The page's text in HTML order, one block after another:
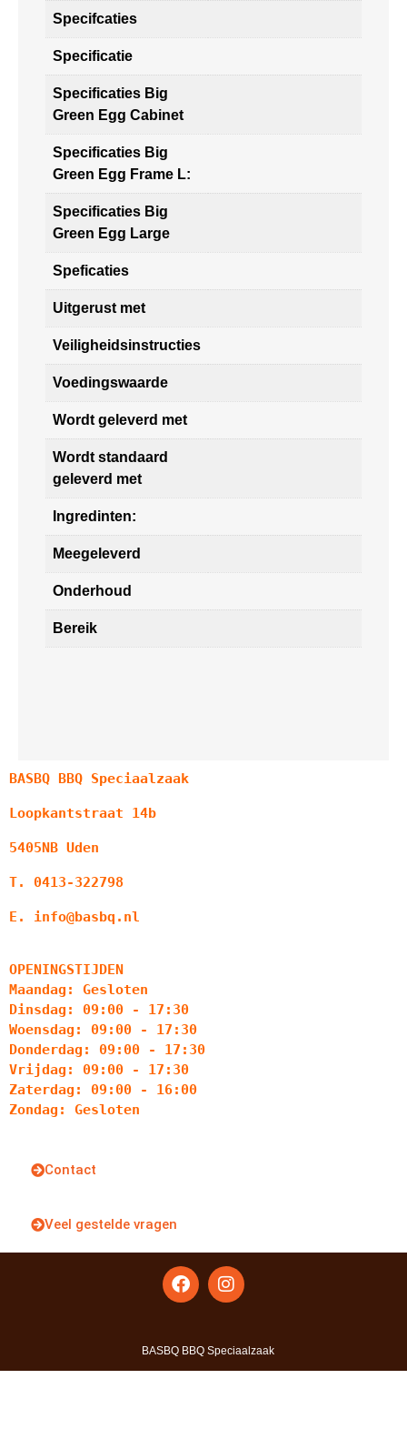
Specifcaties
Specificatie
Specificaties Big
Green Egg Cabinet
Specificaties Big
Green Egg Frame L:
Specificaties Big
Green Egg Large
Speficaties
Uitgerust met
Veiligheidsinstructies
Voedingswaarde
Wordt geleverd met
Wordt standaard
geleverd met
Ingredinten:
Meegeleverd
Onderhoud
Bereik
BASBQ BBQ Speciaalzaak
Loopkantstraat 14b
5405NB Uden
T. 0413-322798
E. info@basbq.nl
OPENINGSTIJDEN
Maandag: Gesloten
Dinsdag: 09:00 - 17:30
Woensdag: 09:00 - 17:30
Donderdag: 09:00 - 17:30
Vrijdag: 09:00 - 17:30
Zaterdag: 09:00 - 16:00
Zondag: Gesloten
Contact
Veel gestelde vragen
BASBQ BBQ Speciaalzaak